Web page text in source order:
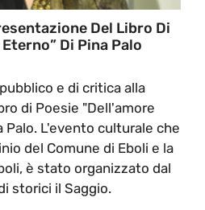
Del Libro Di
Di Pina Palo
e di critica alla
di Poesie "Dell'amore
Palo. L'evento culturale che
del Comune di Eboli e la
è stato organizzato dal
storici il Saggio.